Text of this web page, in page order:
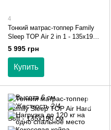
4
Тонкий матрас-топпер Family
Sleep TOP Air 2 in 1 - 135х190
см
5 995 грн
Купить